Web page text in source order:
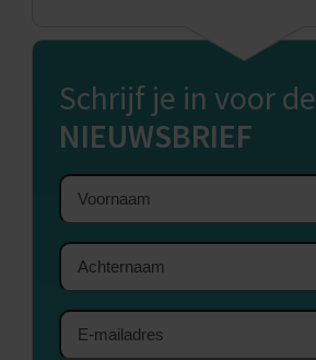
Schrijf je in voor de
NIEUWSBRIEF
Voornaam
Achternaam
E-
mailadres